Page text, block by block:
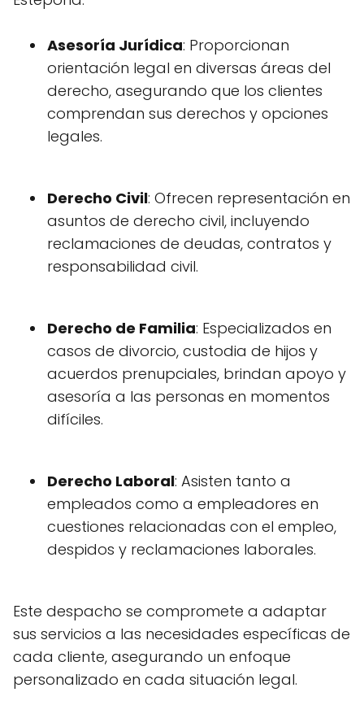
Asesoría Jurídica: Proporcionan
orientación legal en diversas áreas del
derecho, asegurando que los clientes
comprendan sus derechos y opciones
legales.
Derecho Civil: Ofrecen representación en
asuntos de derecho civil, incluyendo
reclamaciones de deudas, contratos y
responsabilidad civil.
Derecho de Familia: Especializados en
casos de divorcio, custodia de hijos y
acuerdos prenupciales, brindan apoyo y
asesoría a las personas en momentos
difíciles.
Derecho Laboral: Asisten tanto a
empleados como a empleadores en
cuestiones relacionadas con el empleo,
despidos y reclamaciones laborales.
Este despacho se compromete a adaptar
sus servicios a las necesidades específicas de
cada cliente, asegurando un enfoque
personalizado en cada situación legal.